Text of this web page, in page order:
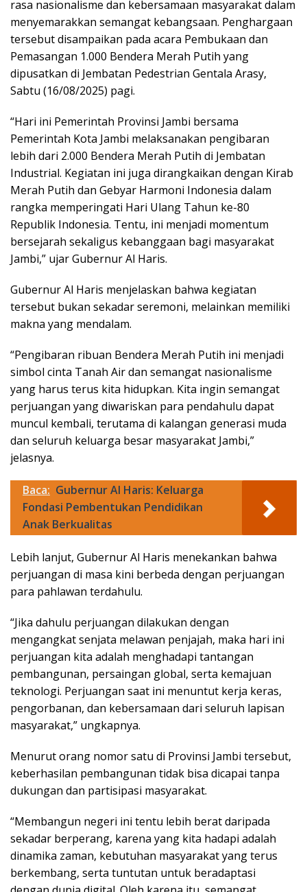
rasa nasionalisme dan kebersamaan masyarakat dalam
menyemarakkan semangat kebangsaan. Penghargaan
tersebut disampaikan pada acara Pembukaan dan
Pemasangan 1.000 Bendera Merah Putih yang
dipusatkan di Jembatan Pedestrian Gentala Arasy,
Sabtu (16/08/2025) pagi.
“Hari ini Pemerintah Provinsi Jambi bersama
Pemerintah Kota Jambi melaksanakan pengibaran
lebih dari 2.000 Bendera Merah Putih di Jembatan
Industrial. Kegiatan ini juga dirangkaikan dengan Kirab
Merah Putih dan Gebyar Harmoni Indonesia dalam
rangka memperingati Hari Ulang Tahun ke-80
Republik Indonesia. Tentu, ini menjadi momentum
bersejarah sekaligus kebanggaan bagi masyarakat
Jambi,” ujar Gubernur Al Haris.
Gubernur Al Haris menjelaskan bahwa kegiatan
tersebut bukan sekadar seremoni, melainkan memiliki
makna yang mendalam.
“Pengibaran ribuan Bendera Merah Putih ini menjadi
simbol cinta Tanah Air dan semangat nasionalisme
yang harus terus kita hidupkan. Kita ingin semangat
perjuangan yang diwariskan para pendahulu dapat
muncul kembali, terutama di kalangan generasi muda
dan seluruh keluarga besar masyarakat Jambi,”
jelasnya.
Baca: Gubernur Al Haris: Keluarga
Fondasi Pembentukan Pendidikan
Anak Berkualitas
Lebih lanjut, Gubernur Al Haris menekankan bahwa
perjuangan di masa kini berbeda dengan perjuangan
para pahlawan terdahulu.
“Jika dahulu perjuangan dilakukan dengan
mengangkat senjata melawan penjajah, maka hari ini
perjuangan kita adalah menghadapi tantangan
pembangunan, persaingan global, serta kemajuan
teknologi. Perjuangan saat ini menuntut kerja keras,
pengorbanan, dan kebersamaan dari seluruh lapisan
masyarakat,” ungkapnya.
Menurut orang nomor satu di Provinsi Jambi tersebut,
keberhasilan pembangunan tidak bisa dicapai tanpa
dukungan dan partisipasi masyarakat.
“Membangun negeri ini tentu lebih berat daripada
sekadar berperang, karena yang kita hadapi adalah
dinamika zaman, kebutuhan masyarakat yang terus
berkembang, serta tuntutan untuk beradaptasi